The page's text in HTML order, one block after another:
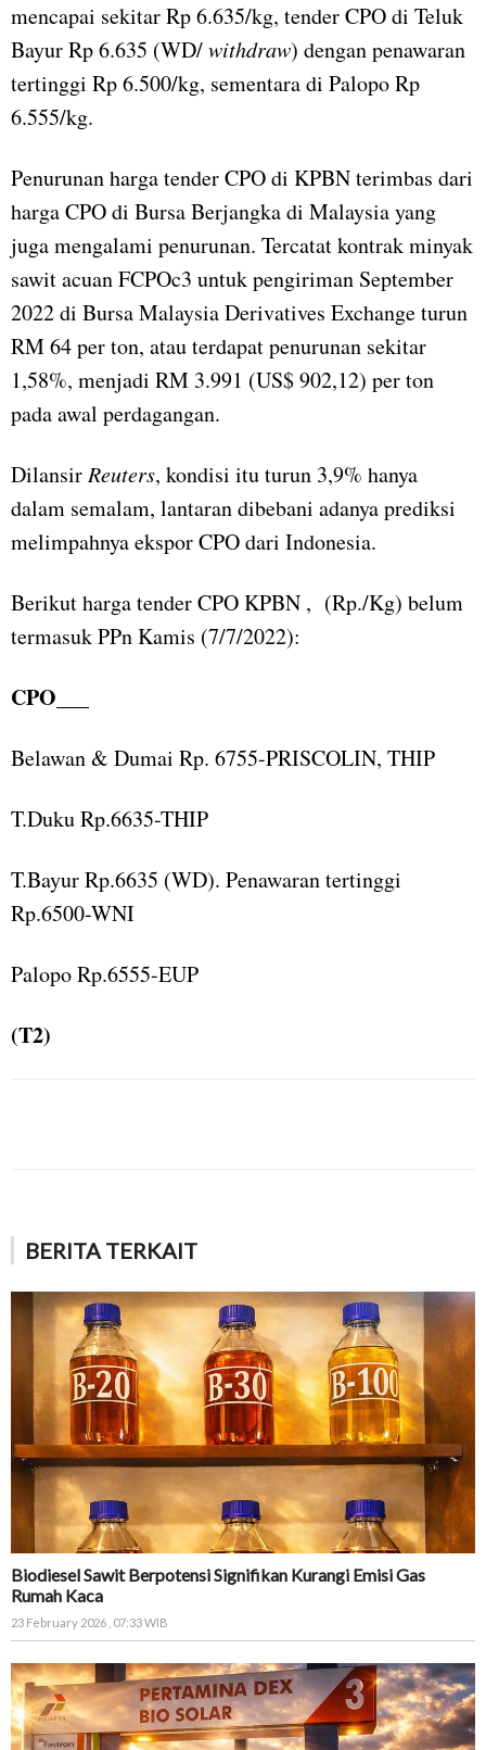
mencapai sekitar Rp 6.635/kg, tender CPO di Teluk
Bayur Rp 6.635 (WD/withdraw) dengan penawaran
tertinggi Rp 6.500/kg, sementara di Palopo Rp
6.555/kg.
Penurunan harga tender CPO di KPBN terimbas dari
harga CPO di Bursa Berjangka di Malaysia yang
juga mengalami penurunan. Tercatat kontrak minyak
sawit acuan FCPOc3 untuk pengiriman September
2022 di Bursa Malaysia Derivatives Exchange turun
RM 64 per ton, atau terdapat penurunan sekitar
1,58%, menjadi RM 3.991 (US$ 902,12) per ton
pada awal perdagangan.
DilansirReuters, kondisi itu turun 3,9% hanya
dalam semalam, lantaran dibebani adanya prediksi
melimpahnya ekspor CPO dari Indonesia.
Berikut harga tender CPO KPBN , (Rp./Kg) belum
termasuk PPn Kamis (7/7/2022):
CPO___
Belawan & Dumai Rp. 6755-PRISCOLIN, THIP
T.Duku Rp.6635-THIP
T.Bayur Rp.6635 (WD). Penawaran tertinggi
Rp.6500-WNI
Palopo Rp.6555-EUP
(T2)
BERITA TERKAIT
Biodiesel Sawit Berpotensi Signifikan Kurangi Emisi Gas
Rumah Kaca
23 February 2026 , 07:33 WIB